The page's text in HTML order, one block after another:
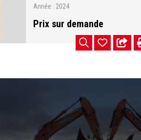
Année
2024
Prix sur demande